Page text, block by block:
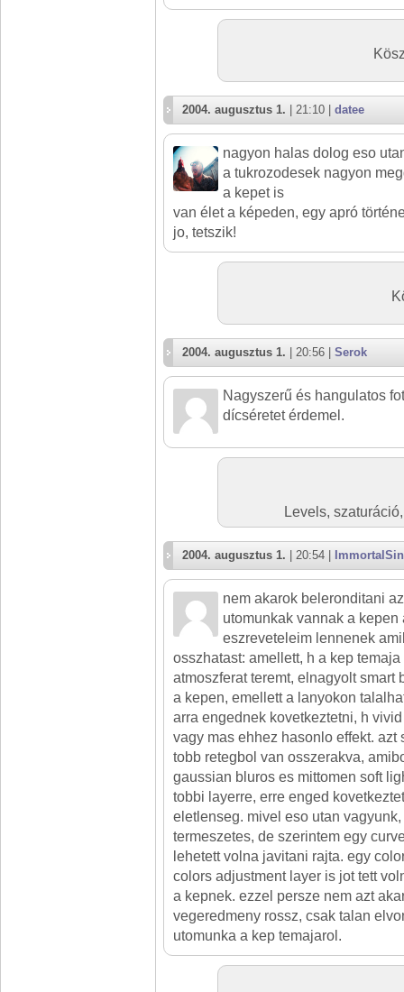
2004. augusztus 1. | 21:10 | datee
nagyon halas dolog eso
a tukrozodesek nagyon
a kepet is
van élet a képeden, egy apró
jo, tetszik!
2004. augusztus 1. | 20:56 | Serok
Nagyszerű és hangulatos
dícséretet érdemel.
Levels,
2004. augusztus 1. | 20:54 | ImmortalSin
nem akarok beleronditani
utomunkak vannak a kepen
eszreveteleim lennenek
osszhatast: amellett, h a kep
atmoszferat teremt, elnagyolt smart
a kepen, emellett a lanyokon
arra engednek kovetkeztetni, h
vagy mas ehhez hasonlo effekt. azt
tobb retegbol van osszerakva,
gaussian bluros es mittomen soft
tobbi layerre, erre enged
eletlenseg. mivel eso utan
termeszetes, de szerintem egy
lehetett volna javitani rajta. egy
colors adjustment layer is jot tett
a kepnek. ezzel persze nem azt
vegeredmeny rossz, csak talan
utomunka a kep temajarol.